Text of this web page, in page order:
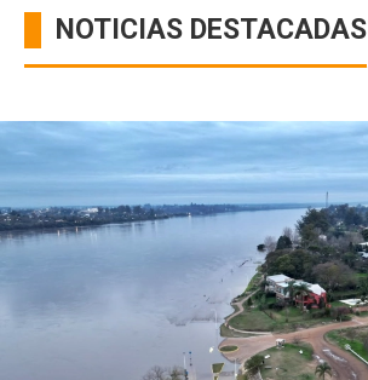
NOTICIAS DESTACADAS